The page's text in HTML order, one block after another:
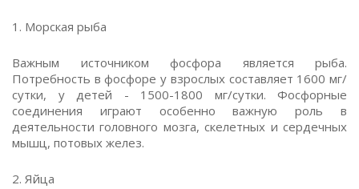
1. Морская рыба
Важным источником фосфора является рыба.
Потребность в фосфоре у взрослых составляет 1600 мг/
сутки, у детей - 1500-1800 мг/сутки. Фосфорные
соединения играют особенно важную роль в
деятельности головного мозга, скелетных и сердечных
мышц, потовых желез.
2. Яйца